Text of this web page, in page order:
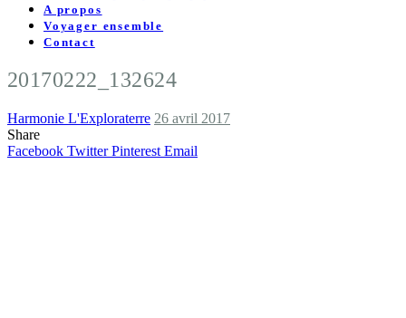
A propos
Voyager ensemble
Contact
20170222_132624
Harmonie L'Exploraterre 26 avril 2017
Share
Facebook Twitter Pinterest Email